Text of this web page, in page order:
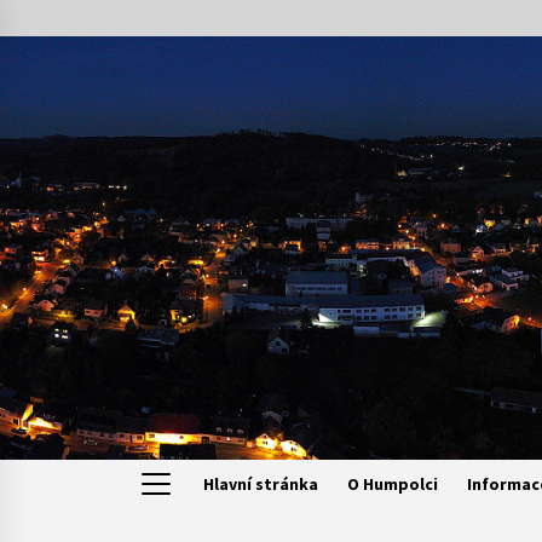
to
content
Hlavní stránka O Humpolci